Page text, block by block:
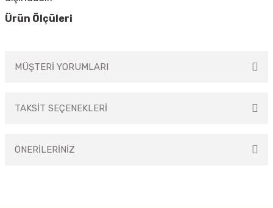
Ürün Ölçüleri
MÜŞTERİ YORUMLARI
TAKSİT SEÇENEKLERİ
ÖNERİLERİNİZ